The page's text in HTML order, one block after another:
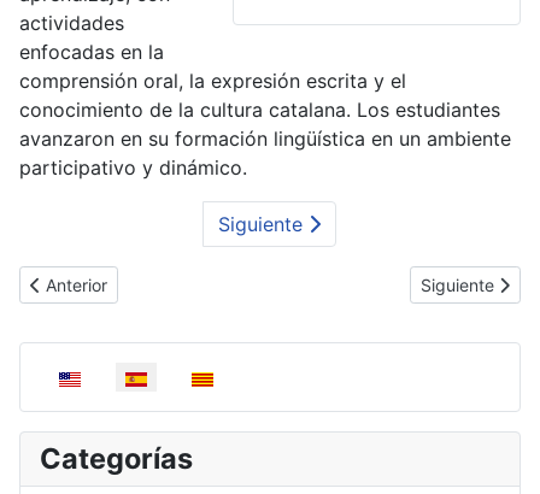
actividades
enfocadas en la
comprensión oral, la expresión escrita y el
conocimiento de la cultura catalana. Los estudiantes
avanzaron en su formación lingüística en un ambiente
participativo y dinámico.
Siguiente
Artículo anterior: Socialitzación | junio
Anterior Artículo
Siguiente
Seleccione su idioma
Categorías